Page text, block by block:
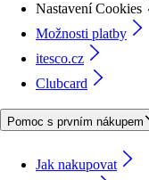
Nastavení Cookies
Možnosti platby
itesco.cz
Clubcard
Pomoc s prvním nákupem
Jak nakupovat